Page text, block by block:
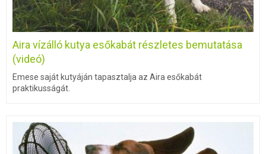
Aira vízálló kutya esőkabát részletes bemutatása
(videó)
Emese saját kutyáján tapasztalja az Aira esőkabát
praktikusságát.